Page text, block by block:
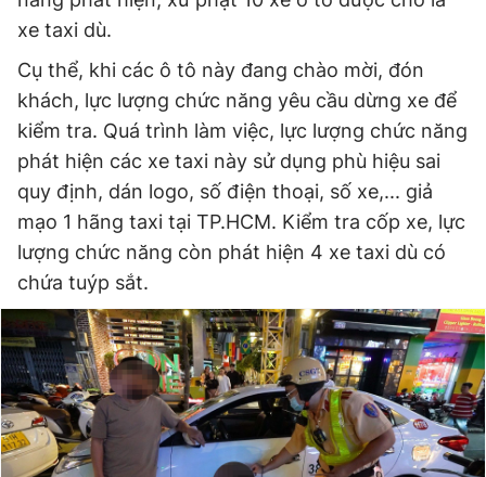
Giấy phép xuất bản số 110/GP - BTTTT cấp ngày 24.3.2020
© 2003-2026 Bản quyền thuộc về Báo Thanh Niên. Cấm sao
chép dưới mọi hình thức nếu không có sự chấp thuận bằng văn
bản. Phát triển bởi ePi Technologies, JSC.
xe taxi dù.
Cụ thể, khi các ô tô này đang chào mời, đón
khách, lực lượng chức năng yêu cầu dừng xe để
kiểm tra. Quá trình làm việc, lực lượng chức năng
phát hiện các xe taxi này sử dụng phù hiệu sai
quy định, dán logo, số điện thoại, số xe,... giả
mạo 1 hãng taxi tại TP.HCM. Kiểm tra cốp xe, lực
lượng chức năng còn phát hiện 4 xe taxi dù có
chứa tuýp sắt.